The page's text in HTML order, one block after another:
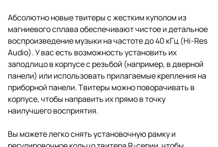
Абсолютно новые твитеры с жестким куполом из
магниевого сплава обеспечивают чистое и детальное
воспроизведение музыки на частоте до 40 кГц (Hi-Res
Audio). У вас есть возможность установить их
заподлицо в корпусе с резьбой (например, в дверной
панели) или использовать прилагаемые крепления на
приборной панели. Твитеры можно поворачивать в
корпусе, чтобы направить их прямо в точку
наилучшего восприятия.
Вы можете легко снять установочную рамку и